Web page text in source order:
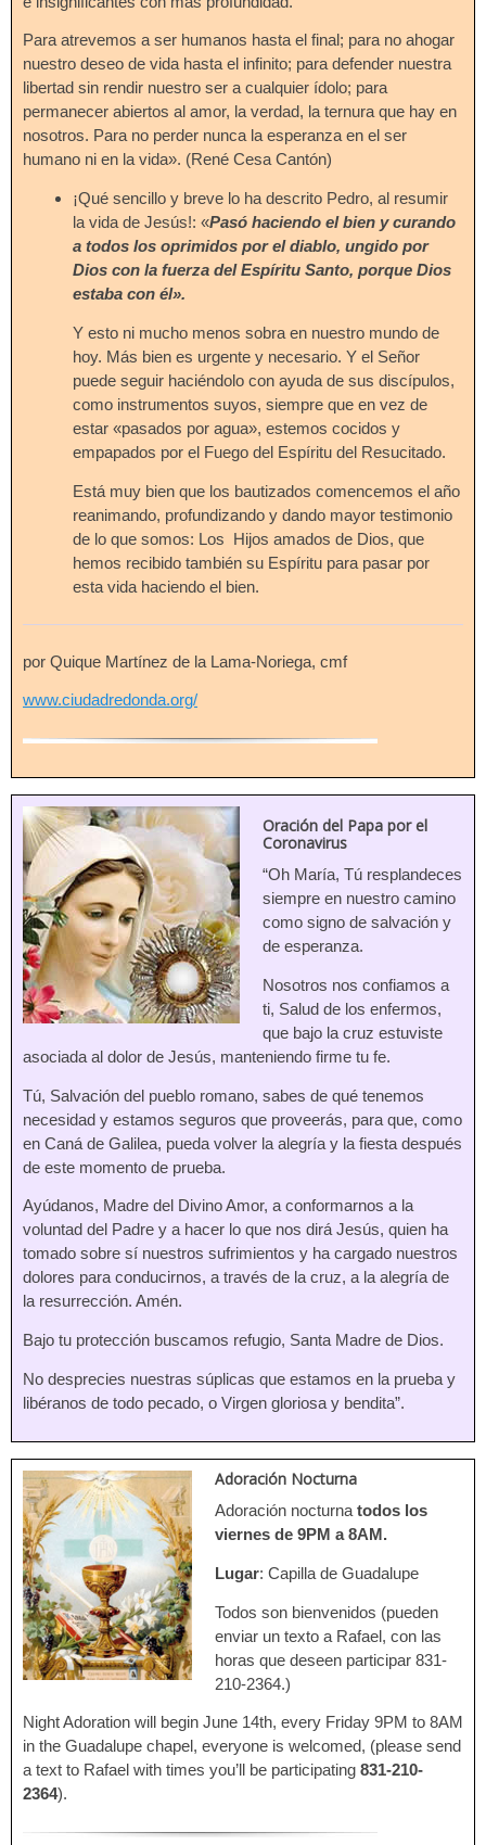
Para atrevemos a ser humanos hasta el final; para no ahogar
nuestro deseo de vida hasta el infinito; para defender nuestra
libertad sin rendir nuestro ser a cualquier ídolo; para
permanecer abiertos al amor, la verdad, la ternura que hay en
nosotros. Para no perder nunca la esperanza en el ser
humano ni en la vida». (René Cesa Cantón)
¡Qué sencillo y breve lo ha descrito Pedro, al resumir
la vida de Jesús!: «Pasó haciendo el bien y curando
a todos los oprimidos por el diablo, ungido por
Dios con la fuerza del Espíritu Santo, porque Dios
estaba con él».
Y esto ni mucho menos sobra en nuestro mundo de
hoy. Más bien es urgente y necesario. Y el Señor
puede seguir haciéndolo con ayuda de sus discípulos,
como instrumentos suyos, siempre que en vez de
estar «pasados por agua», estemos cocidos y
empapados por el Fuego del Espíritu del Resucitado.
Está muy bien que los bautizados comencemos el año
reanimando, profundizando y dando mayor testimonio
de lo que somos: Los Hijos amados de Dios, que
hemos recibido también su Espíritu para pasar por
esta vida haciendo el bien.
por Quique Martínez de la Lama-Noriega, cmf
www.ciudadredonda.org/
Oración del Papa por el
Coronavirus
“Oh María, Tú resplandeces
siempre en nuestro camino
como signo de salvación y
de esperanza.
Nosotros nos confiamos a
ti, Salud de los enfermos,
que bajo la cruz estuviste
asociada al dolor de Jesús, manteniendo firme tu fe.
Tú, Salvación del pueblo romano, sabes de qué tenemos
necesidad y estamos seguros que proveerás, para que, como
en Caná de Galilea, pueda volver la alegría y la fiesta después
de este momento de prueba.
Ayúdanos, Madre del Divino Amor, a conformarnos a la
voluntad del Padre y a hacer lo que nos dirá Jesús, quien ha
tomado sobre sí nuestros sufrimientos y ha cargado nuestros
dolores para conducirnos, a través de la cruz, a la alegría de
la resurrección. Amén.
Bajo tu protección buscamos refugio, Santa Madre de Dios.
No desprecies nuestras súplicas que estamos en la prueba y
libéranos de todo pecado, o Virgen gloriosa y bendita”.
Adoración Nocturna
Adoración nocturna todos los
viernes de 9PM a 8AM.
Lugar: Capilla de Guadalupe
Todos son bienvenidos (pueden
enviar un texto a Rafael, con las
horas que deseen participar 831-
210-2364.)
Night Adoration will begin June 14th, every Friday 9PM to 8AM
in the Guadalupe chapel, everyone is welcomed, (please send
a text to Rafael with times you’ll be participating 831-210-
2364).